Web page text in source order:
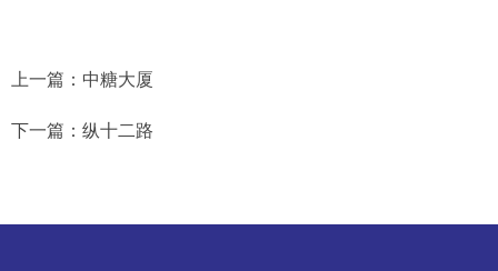
上一篇： 中糖大厦
下一篇： 纵十二路